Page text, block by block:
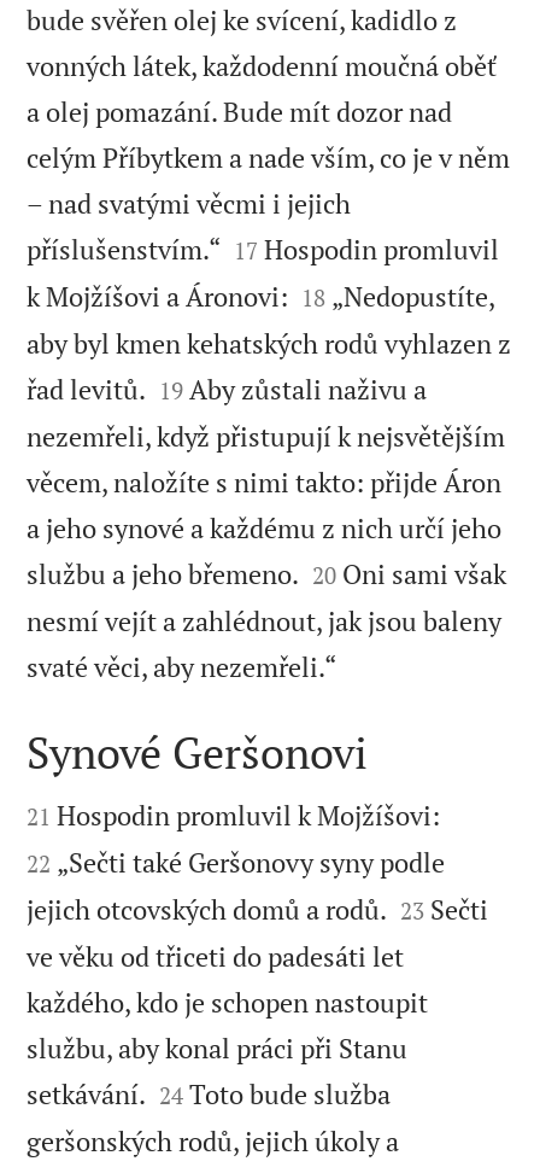
bude svěřen olej ke svícení, kadidlo z
vonných látek, každodenní moučná oběť
a olej pomazání. Bude mít dozor nad
celým Příbytkem a nade vším, co je v něm
– nad svatými věcmi i jejich
příslušenstvím.“ 

17 Hospodin promluvil
k Mojžíšovi a Áronovi: 

18 „Nedopustíte,
aby byl kmen kehatských rodů vyhlazen z
řad levitů. 

19 Aby zůstali naživu a
nezemřeli, když přistupují k nejsvětějším
věcem, naložíte s nimi takto: přijde Áron
a jeho synové a každému z nich určí jeho
službu a jeho břemeno. 

20 Oni sami však
nesmí vejít a zahlédnout, jak jsou baleny
svaté věci, aby nezemřeli.“

Synové Geršonovi

21 Hospodin promluvil k Mojžíšovi:
22 „Sečti také Geršonovy syny podle
jejich otcovských domů a rodů. 

23 Sečti
ve věku od třiceti do padesáti let
každého, kdo je schopen nastoupit
službu, aby konal práci při Stanu
setkávání. 

24 Toto bude služba
geršonských rodů, jejich úkoly a